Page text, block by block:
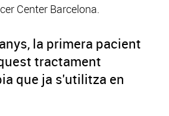
Center Barcelona.
la primera pacient
tractament
que ja s'utilitza en